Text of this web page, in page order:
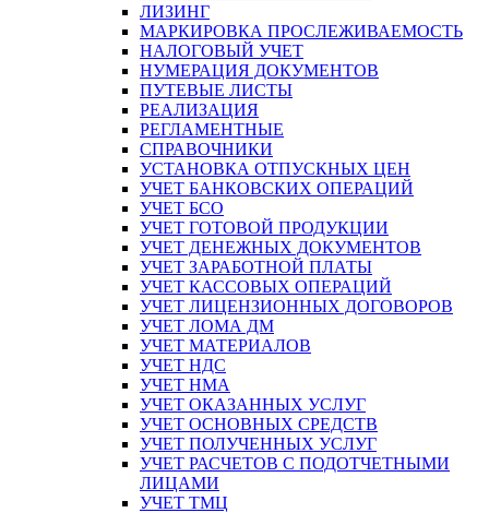
ЛИЗИНГ
МАРКИРОВКА ПРОСЛЕЖИВАЕМОСТЬ
НАЛОГОВЫЙ УЧЕТ
НУМЕРАЦИЯ ДОКУМЕНТОВ
ПУТЕВЫЕ ЛИСТЫ
РЕАЛИЗАЦИЯ
РЕГЛАМЕНТНЫЕ
СПРАВОЧНИКИ
УСТАНОВКА ОТПУСКНЫХ ЦЕН
УЧЕТ БАНКОВСКИХ ОПЕРАЦИЙ
УЧЕТ БСО
УЧЕТ ГОТОВОЙ ПРОДУКЦИИ
УЧЕТ ДЕНЕЖНЫХ ДОКУМЕНТОВ
УЧЕТ ЗАРАБОТНОЙ ПЛАТЫ
УЧЕТ КАССОВЫХ ОПЕРАЦИЙ
УЧЕТ ЛИЦЕНЗИОННЫХ ДОГОВОРОВ
УЧЕТ ЛОМА ДМ
УЧЕТ МАТЕРИАЛОВ
УЧЕТ НДС
УЧЕТ НМА
УЧЕТ ОКАЗАННЫХ УСЛУГ
УЧЕТ ОСНОВНЫХ СРЕДСТВ
УЧЕТ ПОЛУЧЕННЫХ УСЛУГ
УЧЕТ РАСЧЕТОВ С ПОДОТЧЕТНЫМИ
ЛИЦАМИ
УЧЕТ ТМЦ